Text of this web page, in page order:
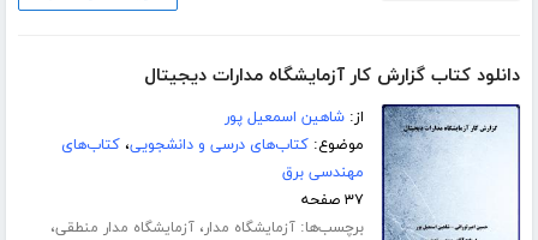
دانلود کتاب گزارش کار آزمایشگاه مدارات دیجیتال
از:شاهین اسمعیل پور
موضوع:کتاب‌های درسی و دانشجویی،کتاب‌های
مهندسی برق
۳۷ صفحه
برچسب‌ها:آزمایشگاه مدار،آزمایشگاه مدار منطقی،